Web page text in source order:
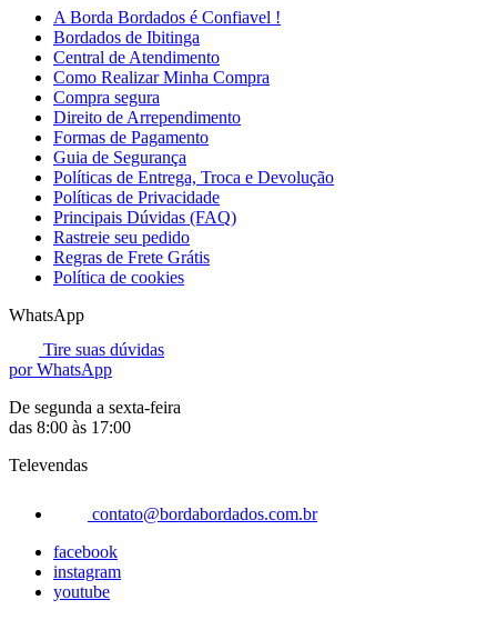
A Borda Bordados é Confiavel !
Bordados de Ibitinga
Central de Atendimento
Como Realizar Minha Compra
Compra segura
Direito de Arrependimento
Formas de Pagamento
Guia de Segurança
Políticas de Entrega, Troca e Devolução
Políticas de Privacidade
Principais Dúvidas (FAQ)
Rastreie seu pedido
Regras de Frete Grátis
Política de cookies
WhatsApp
Tire suas dúvidas
por WhatsApp
De segunda a sexta-feira
das 8:00 às 17:00
Televendas
contato@bordabordados.com.br
facebook
instagram
youtube